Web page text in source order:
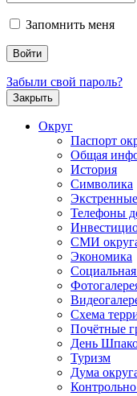
Запомнить меня
Забыли свой пароль?
Закрыть
Округ
Паспорт
Общая
История
Символика
Телефоны
СМИ
Экономика
Схема
Почётные
День
Туризм
Дума